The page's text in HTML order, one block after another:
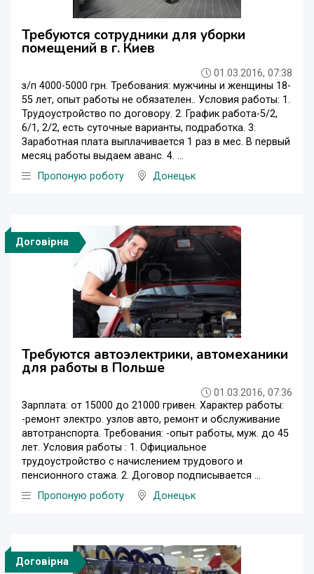
Требуются cотрудники для уборки
помещений в г. Киев
01.03.2016, 07:38
з/п 4000-5000 грн. Требования: мужчины и женщины 18-
55 лет, опыт работы не обязателен.. Условия работы: 1.
Трудоустройство по договору. 2. График работа-5/2,
6/1, 2/2, есть суточные варианты, подработка. 3.
Заработная плата выплачивается 1 раз в мес. В первый
месяц работы выдаем аванс. 4. ...
Пропоную роботу
Донецьк
Договірна
Требуются автоэлектрики, автомеханики
для работы в Польше
01.03.2016, 07:36
Зарплата: от 15000 до 21000 гривен. Характер работы:
-ремонт электро. узлов авто, ремонт и обслуживание
автотранспорта. Требования: -опыт работы, муж. до 45
лет. Условия работы : 1. Официальное
трудоустройство с начислением трудового и
пенсионного стажа. 2. Договор подписывается ...
Пропоную роботу
Донецьк
Договірна